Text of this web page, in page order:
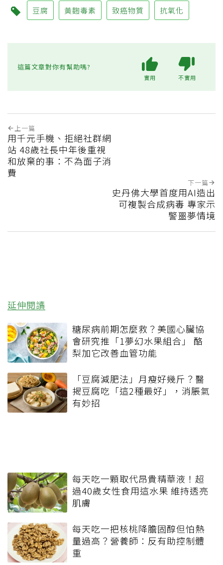
豆腐 黃麴毒素 致癌物質 抗氧化
這篇文章對你有幫助嗎?
實用 不實用
上一篇
用千元手機、拒絕社群網
站 48歲社長中年後重視
和放棄的事：不為面子消
費
下一篇
史丹佛大學首度用AI造出
可複製合成病毒 專家示
警噩夢情境
延伸閱讀
糖尿病前期怎麼救？美國心臟協
會研究推「1夢幻水果組合」 酪
梨加它改善血管功能
「豆腐減肥法」月瘦好幾斤？醫
揭豆腐吃「這2種最好」，消脹氣
有妙招
每天吃一顆取代昂貴精華液！超
過40歲女性食用這水果 維持透亮
肌膚
每天吃一把核桃降膽固醇但怕熱
量過高？營養師：反有助控制體
重